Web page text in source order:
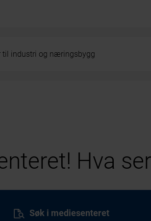
til industri og næringsbygg
Hva
Søk i mediesenteret